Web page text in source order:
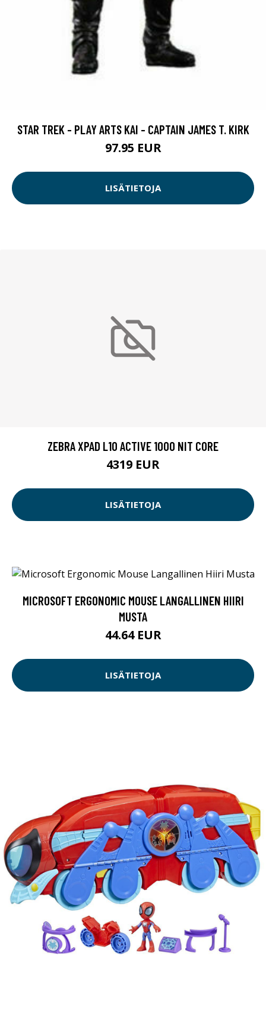
STAR TREK - PLAY ARTS KAI - CAPTAIN JAMES T. KIRK
97.95 EUR
LISÄTIETOJA
ZEBRA XPAD L10 ACTIVE 1000 NIT CORE
4319 EUR
LISÄTIETOJA
MICROSOFT ERGONOMIC MOUSE LANGALLINEN HIIRI
MUSTA
44.64 EUR
LISÄTIETOJA